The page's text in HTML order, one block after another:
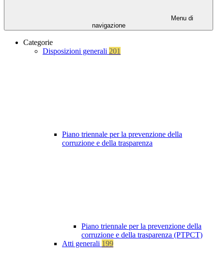
Menu di
navigazione
Categorie
Disposizioni generali 201
Piano triennale per la prevenzione della
corruzione e della trasparenza
Piano triennale per la prevenzione della
corruzione e della trasparenza (PTPCT)
Atti generali 199